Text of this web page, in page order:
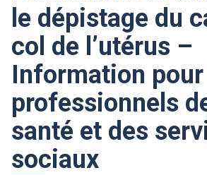
sortir
du
menu
le dépistage du
col de l’utérus –
Information
professionnels
santé et des
sociaux